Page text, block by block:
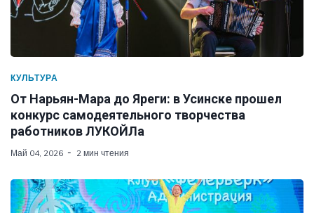
КУЛЬТУРА
От Нарьян-Мара до Яреги: в Усинске прошел
конкурс самодеятельного творчества
работников ЛУКОЙЛа
Май 04, 2026 2 мин чтения